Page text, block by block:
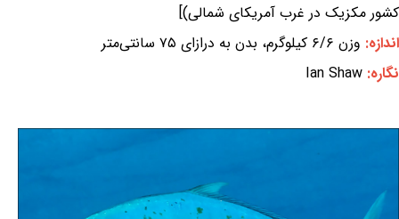
کشور مکزیک در غرب آمریکای شمالی)]
اندازه: وزن ۶/۶ کیلوگرم، بدن به درازای ۷۵ سانتی‌متر
نگاره: Ian Shaw